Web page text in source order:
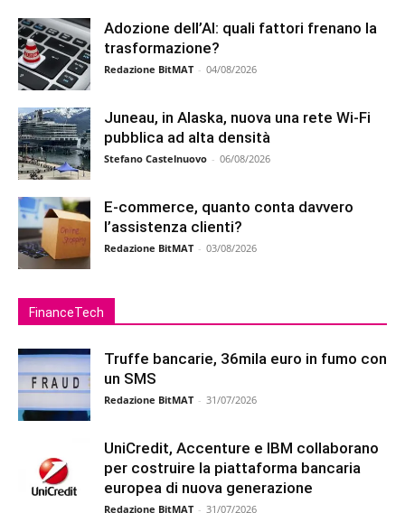
Adozione dell’AI: quali fattori frenano la
trasformazione?
Redazione BitMAT - 04/08/2026
Juneau, in Alaska, nuova una rete Wi-Fi
pubblica ad alta densità
Stefano Castelnuovo - 06/08/2026
E-commerce, quanto conta davvero
l’assistenza clienti?
Redazione BitMAT - 03/08/2026
FinanceTech
Truffe bancarie, 36mila euro in fumo con
un SMS
Redazione BitMAT - 31/07/2026
UniCredit, Accenture e IBM collaborano
per costruire la piattaforma bancaria
europea di nuova generazione
Redazione BitMAT - 31/07/2026